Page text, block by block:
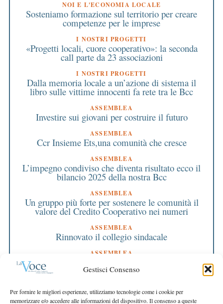
Gestisci Consenso
Per fornire le migliori esperienze, utilizziamo tecnologie come i cookie per
memorizzare e/o accedere alle informazioni del dispositivo. Il consenso a queste
NOI E L'ECONOMIA LOCALE
Sosteniamo formazione sul territorio per creare
competenze per le imprese
I NOSTRI PROGETTI
«Progetti locali, cuore cooperativo»: la seconda
call parte da 23 associazioni
I NOSTRI PROGETTI
Dalla memoria locale a un’azione di sistema il
libro sulle vittime innocenti fa rete tra le Bcc
ASSEMBLEA
Investire sui giovani per costruire il futuro
ASSEMBLEA
Ccr Insieme Ets,una comunità che cresce
ASSEMBLEA
L’impegno condiviso che diventa risultato ecco il
bilancio 2025 della nostra Bcc
ASSEMBLEA
Un gruppo più forte per sostenere le comunità il
valore del Credito Cooperativo nei numeri
ASSEMBLEA
Rinnovato il collegio sindacale
ASSEMBLEA
Bilancio approvato all’unanimità e 2 milioni
destinati al territorio
EDITORIALE DIRETTORE
Crescere restando riconoscibili